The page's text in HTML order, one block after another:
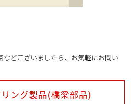
ト
どございましたら、お気軽にお問い
ング製品(橋梁部品)